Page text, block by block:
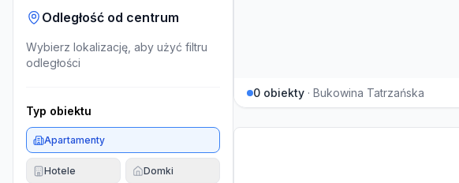
Odległość od centrum
Wybierz lokalizację, aby użyć filtru
odległości
Typ obiektu
Apartamenty
Hotele Domki
0 obiekty · Bukowina Tatrzańska